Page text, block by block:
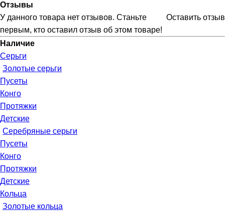
Отзывы
Оставить отзыв
У данного товара нет отзывов. Станьте
первым, кто оставил отзыв об этом товаре!
Наличие
Серьги
Золотые серьги
Пусеты
Конго
Протяжки
Детские
Серебряные серьги
Пусеты
Конго
Протяжки
Детские
Кольца
Золотые кольца